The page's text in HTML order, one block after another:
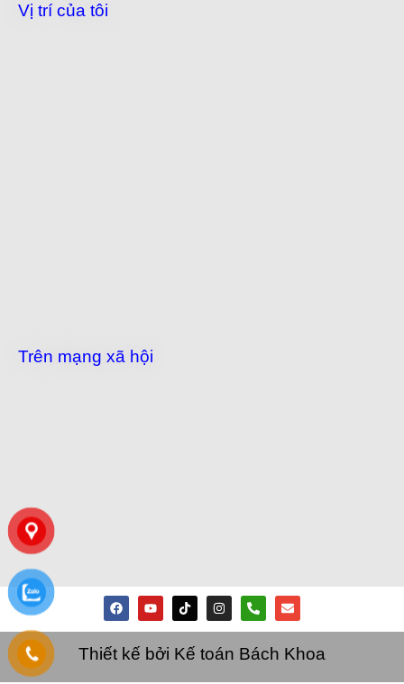
Vị trí của tôi
Trên mạng xã hội
Thiết kế bởi Kế toán Bách Khoa